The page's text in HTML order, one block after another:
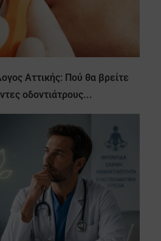
Αττικής: Πού θα βρείτε
οδοντιάτρους...